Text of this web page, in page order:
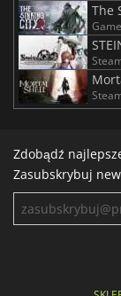
The
Zdobądź
Zasubskrybuj